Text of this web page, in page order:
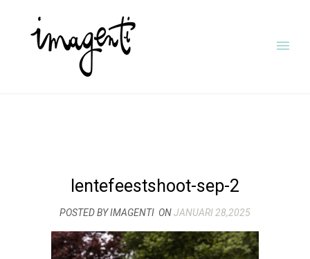
lentefeestshoot-sep-2
POSTED BY IMAGENTI ONJANUARI 28,2025